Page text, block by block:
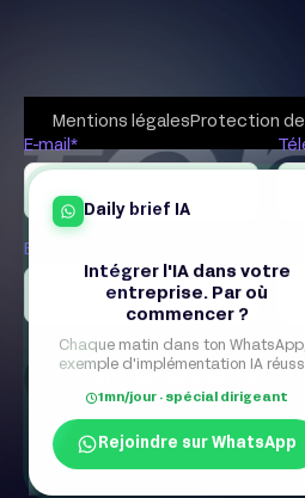
Mentions légales Protection
E-mail*
Entreprise
Daily brief IA
Intégrer l'IA dans votre
entreprise. Par où
commencer ?
Chaque matin dans ton WhatsApp,
exemple d'implémentation IA
1mn/jour · spécial dirigeant
Rejoindre sur WhatsApp